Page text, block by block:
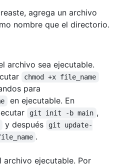
agrega un archivo
nombre que el directorio.
archivo sea ejecutable.
chmod +x file_name
para
en ejecutable. En
git init -b main ,
y después
git update-
.
archivo ejecutable. Por